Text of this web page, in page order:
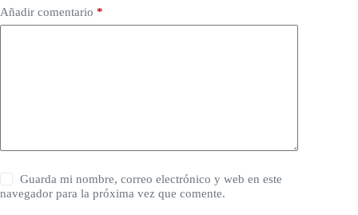
Añadir comentario *
Guarda mi nombre, correo electrónico y web en este
navegador para la próxima vez que comente.